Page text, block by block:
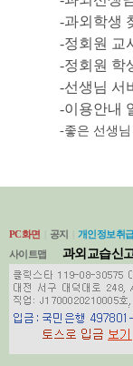
-과외학생
-정회원 교
-정회원 학
-선생님 서
-이용안내
-좋은 선생
PC화면 공지 개인정보취
사이트맵
과외교습신